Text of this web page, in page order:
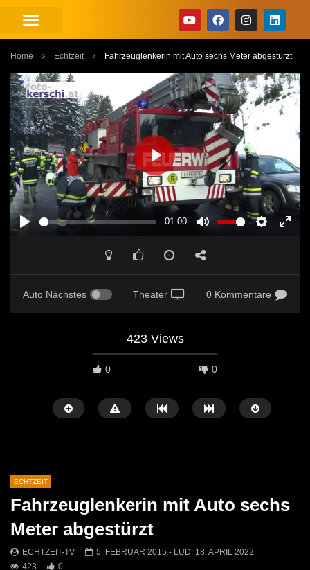
Home Echtzeit Fahrzeuglenkerin mit Auto sechs Meter abgestürzt
-01:00
PLAY
Auto Nächstes Theater 0 Kommentare
423 Views
0 0
Mittendrin
Kammern
ECHTZEIT
Fahrzeuglenkerin mit Auto sechs
Meter abgestürzt
ECHTZEIT-TV 5. FEBRUAR 2015 - LUD: 18. APRIL 2022
423
0